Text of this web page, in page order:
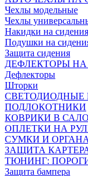
Чехлы модельные
Чехлы
Накидки на
Подушки на
Защита сидения
ДЕФЛЕКТОРЫ
Дефлекторы
Шторки
СВЕТОДИОДНЫЕ
ПОДЛОКОТНИКИ
КОВРИКИ В
ОПЛЕТКИ НА
СУМКИ И
ЗАЩИТА
ТЮНИНГ:
Защита бампера